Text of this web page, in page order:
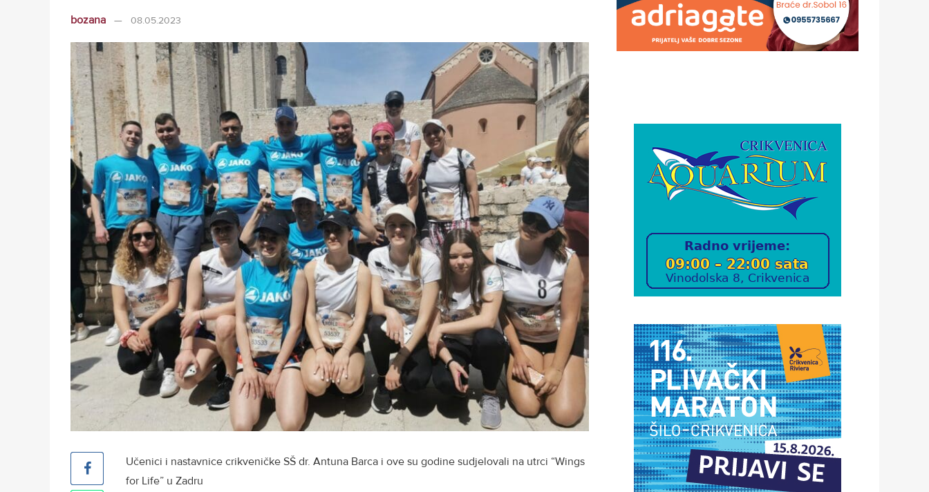
bozana 08.05.2023
Učenici i nastavnice crikveničke SŠ dr. Antuna Barca i ove su godine sudjelovali na utrci “Wings
for Life” u Zadru